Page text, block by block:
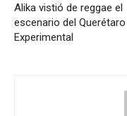
Alika vistió de reggae el
escenario del Querétaro
Experimental